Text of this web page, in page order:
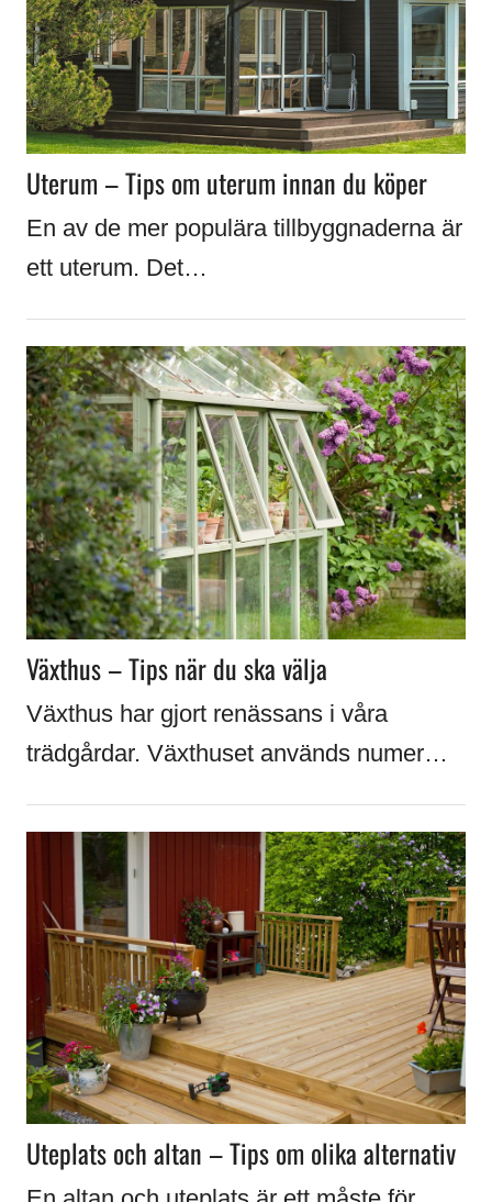
Uterum – Tips om uterum innan du köper
En av de mer populära tillbyggnaderna är
ett uterum. Det…
Växthus – Tips när du ska välja
Växthus har gjort renässans i våra
trädgårdar. Växthuset används numer…
Uteplats och altan – Tips om olika alternativ